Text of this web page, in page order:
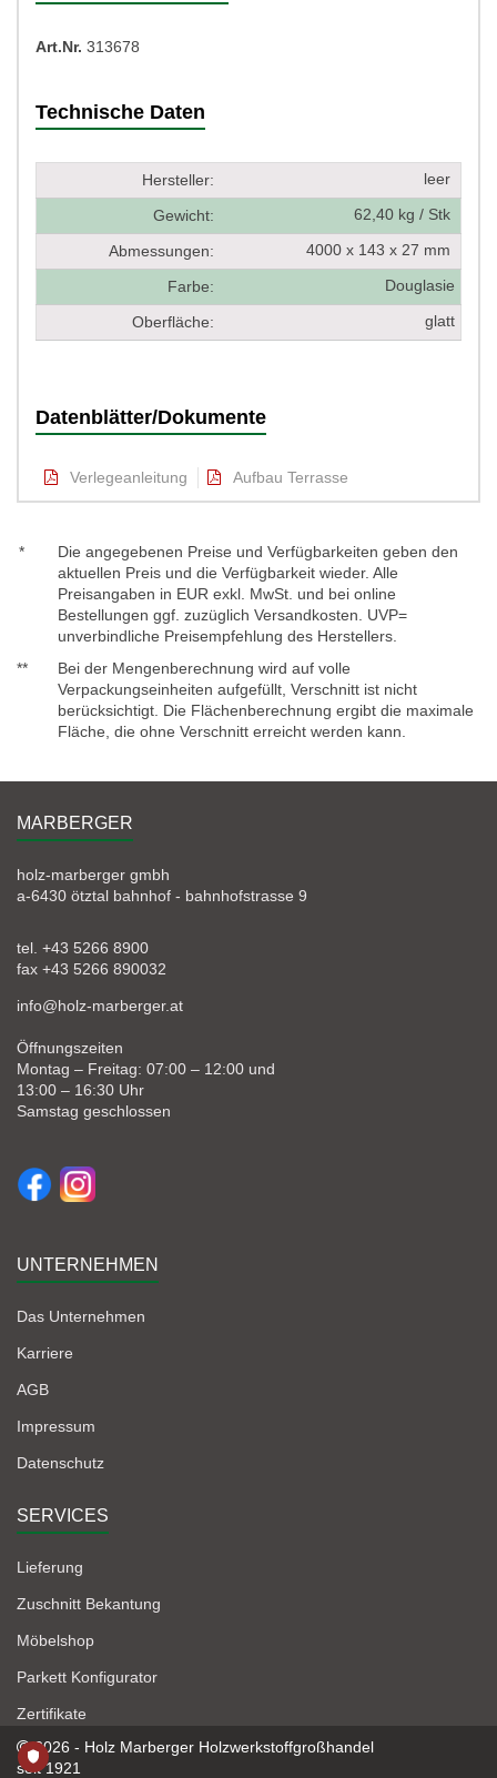
Art.Nr. 313678
Technische Daten
Hersteller: leer
Gewicht: 62,40 kg / Stk
Abmessungen: 4000 x 143 x 27 mm
Farbe: Douglasie
Oberfläche: glatt
Datenblätter/Dokumente
Verlegeanleitung Aufbau Terrasse
*
Die angegebenen Preise und Verfügbarkeiten geben den
aktuellen Preis und die Verfügbarkeit wieder. Alle
Preisangaben in EUR exkl. MwSt. und bei online
Bestellungen ggf. zuzüglich Versandkosten. UVP=
unverbindliche Preisempfehlung des Herstellers.
**
Bei der Mengenberechnung wird auf volle
Verpackungseinheiten aufgefüllt, Verschnitt ist nicht
berücksichtigt. Die Flächenberechnung ergibt die maximale
Fläche, die ohne Verschnitt erreicht werden kann.
MARBERGER
holz-marberger gmbh
a-6430 ötztal bahnhof - bahnhofstrasse 9
tel. +43 5266 8900
fax +43 5266 890032
info@holz-marberger.at
Öffnungszeiten
Montag – Freitag: 07:00 – 12:00 und
13:00 – 16:30 Uhr
Samstag geschlossen
UNTERNEHMEN
Das Unternehmen
Karriere
AGB
Impressum
Datenschutz
SERVICES
Lieferung
Zuschnitt Bekantung
Möbelshop
Parkett Konfigurator
Zertifikate
2026 - Holz Marberger Holzwerkstoffgroßhandel
seit 1921